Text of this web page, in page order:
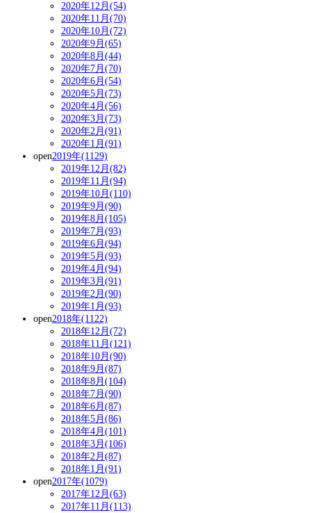
2020年12月(54)
2020年11月(70)
2020年10月(72)
2020年9月(65)
2020年8月(44)
2020年7月(70)
2020年6月(54)
2020年5月(73)
2020年4月(56)
2020年3月(73)
2020年2月(91)
2020年1月(91)
open2019年(1129)
2019年12月(82)
2019年11月(94)
2019年10月(110)
2019年9月(90)
2019年8月(105)
2019年7月(93)
2019年6月(94)
2019年5月(93)
2019年4月(94)
2019年3月(91)
2019年2月(90)
2019年1月(93)
open2018年(1122)
2018年12月(72)
2018年11月(121)
2018年10月(90)
2018年9月(87)
2018年8月(104)
2018年7月(90)
2018年6月(87)
2018年5月(86)
2018年4月(101)
2018年3月(106)
2018年2月(87)
2018年1月(91)
open2017年(1079)
2017年12月(63)
2017年11月(113)